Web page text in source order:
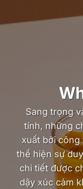
Sang trọng
tính, những
xuất bởi công
thể hiện sự
chi tiết được
dậy xúc cảm